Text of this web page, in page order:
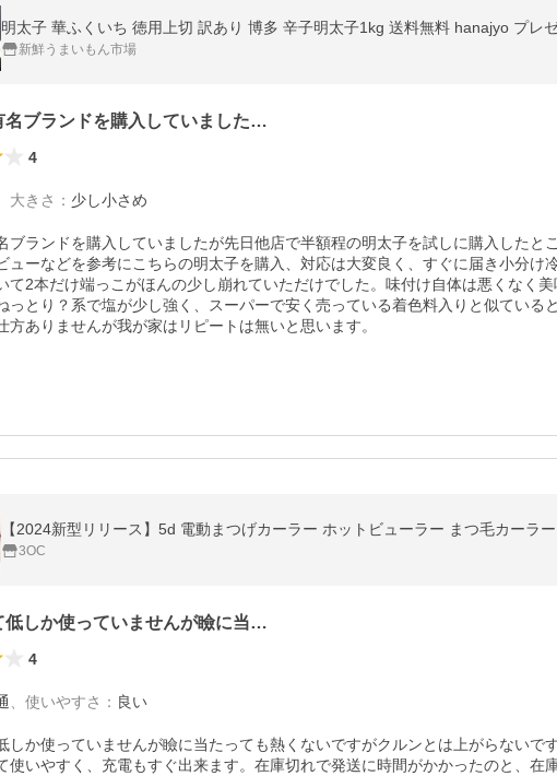
明太子 華ふくいち 徳用上切 訳あり 博多 辛子明太子1kg 送料無料 hanajyo プレ
新鮮うまいもん市場
名ブランドを購入していました…
4
大きさ ： 少し小さめ
ブランドを購入していましたが先日他店で半額程の明太子を試しに購入したと
ューなどを参考にこちらの明太子を購入、対応は大変良く、すぐに届き小分け
て2本だけ端っこがほんの少し崩れていただけでした。味付け自体は悪くなく
っとり？系で塩が少し強く、スーパーで安く売っている着色料入りと似ている
方ありませんが我が家はリピートは無いと思います。
3OC
低しか使っていませんが瞼に当…
4
使いやすさ ： 良い
しか使っていませんが瞼に当たっても熱くないですがクルンとは上がらないで
使いやすく、充電もすぐ出来ます。在庫切れで発送に時間がかかったのと、在